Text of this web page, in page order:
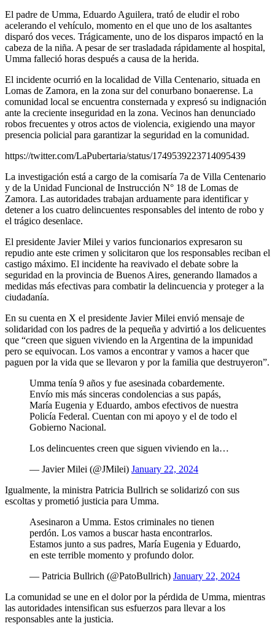
El padre de Umma, Eduardo Aguilera, trató de eludir el robo
acelerando el vehículo, momento en el que uno de los asaltantes
disparó dos veces. Trágicamente, uno de los disparos impactó en la
cabeza de la niña. A pesar de ser trasladada rápidamente al hospital,
Umma falleció horas después a causa de la herida.
El incidente ocurrió en la localidad de Villa Centenario, situada en
Lomas de Zamora, en la zona sur del conurbano bonaerense. La
comunidad local se encuentra consternada y expresó su indignación
ante la creciente inseguridad en la zona. Vecinos han denunciado
robos frecuentes y otros actos de violencia, exigiendo una mayor
presencia policial para garantizar la seguridad en la comunidad.
https://twitter.com/LaPubertaria/status/1749539223714095439
La investigación está a cargo de la comisaría 7a de Villa Centenario
y de la Unidad Funcional de Instrucción N° 18 de Lomas de
Zamora. Las autoridades trabajan arduamente para identificar y
detener a los cuatro delincuentes responsables del intento de robo y
el trágico desenlace.
El presidente Javier Milei y varios funcionarios expresaron su
repudio ante este crimen y solicitaron que los responsables reciban el
castigo máximo. El incidente ha reavivado el debate sobre la
seguridad en la provincia de Buenos Aires, generando llamados a
medidas más efectivas para combatir la delincuencia y proteger a la
ciudadanía.
En su cuenta en X el presidente Javier Milei envió mensaje de
solidaridad con los padres de la pequeña y advirtió a los delicuentes
que “creen que siguen viviendo en la Argentina de la impunidad
pero se equivocan. Los vamos a encontrar y vamos a hacer que
paguen por la vida que se llevaron y por la familia que destruyeron”.
Umma tenía 9 años y fue asesinada cobardemente.
Envío mis más sinceras condolencias a sus papás,
María Eugenia y Eduardo, ambos efectivos de nuestra
Policía Federal. Cuentan con mi apoyo y el de todo el
Gobierno Nacional.
Los delincuentes creen que siguen viviendo en la…
— Javier Milei (@JMilei) January 22, 2024
Igualmente, la ministra Patricia Bullrich se solidarizó con sus
escoltas y prometió justicia para Umma.
Asesinaron a Umma. Estos criminales no tienen
perdón. Los vamos a buscar hasta encontrarlos.
Estamos junto a sus padres, María Eugenia y Eduardo,
en este terrible momento y profundo dolor.
— Patricia Bullrich (@PatoBullrich) January 22, 2024
La comunidad se une en el dolor por la pérdida de Umma, mientras
las autoridades intensifican sus esfuerzos para llevar a los
responsables ante la justicia.